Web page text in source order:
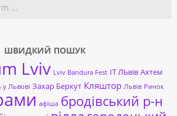
ШВИДКИЙ ПОШУК
Lviv Lviv Bandura Fest ІТ ЛЬвів Ахтем
у Львові Захар Беркут Кляштор Львів Ринок
афіша бродівський р-н